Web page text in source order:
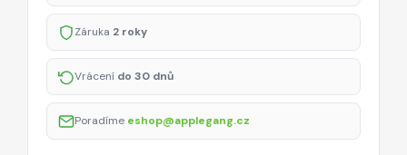
Záruka 2 roky
Vrácení do 30 dnů
Poradíme eshop@applegang.cz